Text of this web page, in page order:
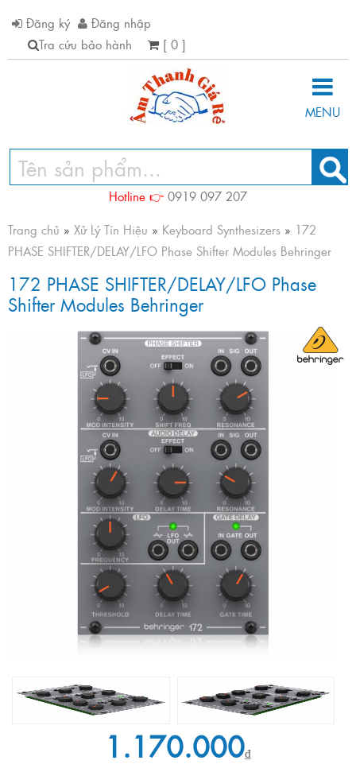
Đăng ký
Đăng nhập
Tra cứu bảo hành
[ 0 ]
MENU
Hotline 👉 0919 097 207
Trang chủ » Xử Lý Tín Hiệu » Keyboard Synthesizers » 172
PHASE SHIFTER/DELAY/LFO Phase Shifter Modules Behringer
172 PHASE SHIFTER/DELAY/LFO Phase
Shifter Modules Behringer
1.170.000₫